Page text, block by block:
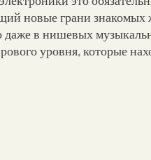
новые грани знакомых
даже в нишевых
уровня, которые